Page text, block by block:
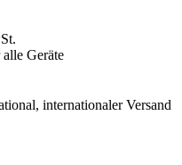
Geräte
internationaler Versand